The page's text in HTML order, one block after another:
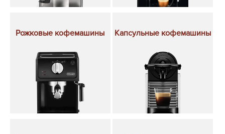
Рожковые кофемашины Капсульные кофемашины